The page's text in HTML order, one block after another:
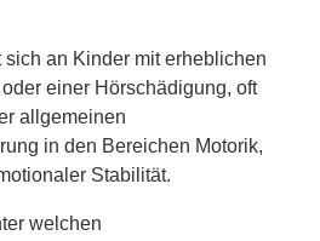
sich an Kinder mit erheblichen
einer Hörschädigung, oft
allgemeinen
in den Bereichen Motorik,
Stabilität.
welchen